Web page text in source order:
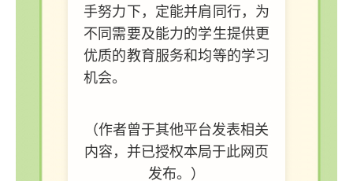
手努力下，定能并肩同行，为
不同需要及能力的学生提供更
优质的教育服务和均等的学习
机会。
（作者曾于其他平台发表相关
内容，并已授权本局于此网页
发布。）